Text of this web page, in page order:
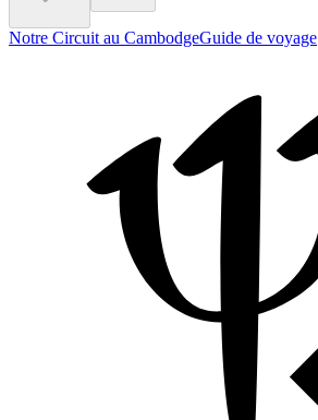
Notre Circuit au CambodgeGuide de voyage